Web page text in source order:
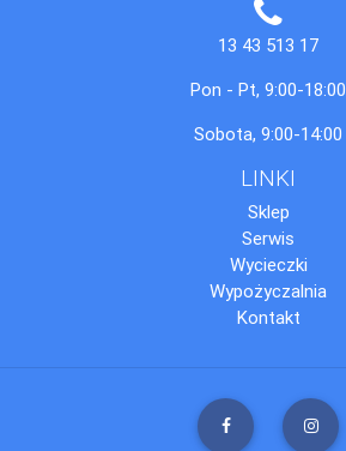
13 43 513 17
Pon - Pt, 9:00-18:00
Sobota, 9:00-14:00
LINKI
Sklep
Serwis
Wycieczki
Wypożyczalnia
Kontakt